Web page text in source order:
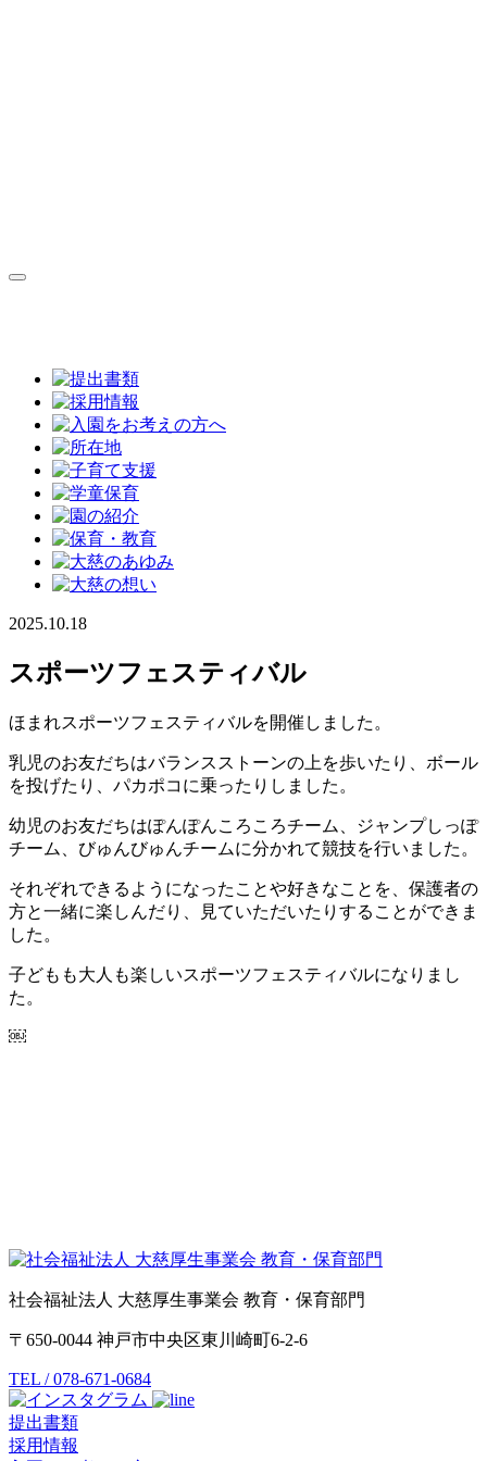
2025.10.18
スポーツフェスティバル
ほまれスポーツフェスティバルを開催しました。
乳児のお友だちはバランスストーンの上を歩いたり、ボール
を投げたり、パカポコに乗ったりしました。
幼児のお友だちはぽんぽんころころチーム、ジャンプしっぽ
チーム、びゅんびゅんチームに分かれて競技を行いました。
それぞれできるようになったことや好きなことを、保護者の
方と一緒に楽しんだり、見ていただいたりすることができま
した。
子どもも大人も楽しいスポーツフェスティバルになりまし
た。
￼
社会福祉法人 大慈厚生事業会 教育・保育部門
〒650-0044 神戸市中央区東川崎町6-2-6
TEL / 078-671-0684
提出書類
採用情報